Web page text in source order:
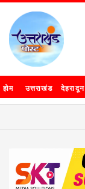
होम उत्तराखंड देहरादून